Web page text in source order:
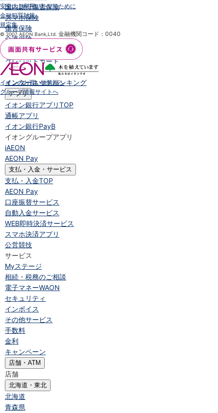
国内旅行傷害保険
スマホ保険
傷害保険
介護保険
カード
クレジットカード
デビットカード
インターネットバンキング
アプリ
イオン銀行アプリTOP
通帳アプリ
イオン銀行PayB
イオングループアプリ
iAEON
AEON Pay
支払・入金・サービス
支払・入金TOP
AEON Pay
口座振替サービス
自動入金サービス
WEB即時決済サービス
スマホ決済アプリ
公営競技
サービス
Myステージ
相続・税務のご相談
電子マネーWAON
セキュリティ
インボイス
その他サービス
手数料
金利
キャンペーン
店舗・ATM
店舗
北海道・東北
北海道
青森県
安全にご利用いただくために
金融犯罪対策
規定集
© 2007 AEON Bank,Ltd. 金融機関コード：0040
イオンのお買い物情報へ
グループ情報サイトへ